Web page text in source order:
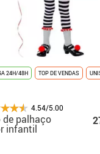
24H/48H TOP DE VENDAS
4.54/5.00
de palhaço
infantil